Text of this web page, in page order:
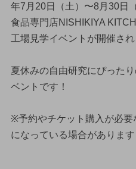
年7月20日（土）〜8月30日
食品専門店NISHIKIYA
工場見学イベントが開催され
夏休みの自由研究にぴった
ベントです！
※予約やチケット購入が必
になっている場合があります